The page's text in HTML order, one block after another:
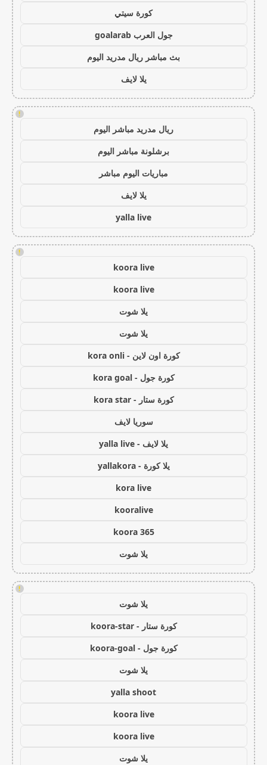
كورة سيتي
جول العرب goalarab
بث مباشر ريال مدريد اليوم
يلا لايف
!
ريال مدريد مباشر اليوم
برشلونة مباشر اليوم
مباريات اليوم مباشر
يلا لايف
yalla live
!
koora live
koora live
يلا شوت
يلا شوت
كورة اون لاين - kora onli
كورة جول - kora goal
كورة ستار - kora star
سوريا لايف
يلا لايف - yalla live
يلا كورة - yallakora
kora live
kooralive
koora 365
يلا شوت
!
يلا شوت
كورة ستار - koora-star
كورة جول - koora-goal
يلا شوت
yalla shoot
koora live
koora live
يلا شوت